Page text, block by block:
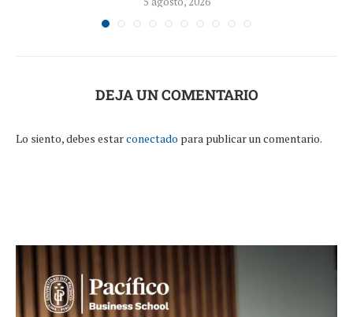
DEJA UN COMENTARIO
Lo siento, debes estarconectado para publicar un comentario.